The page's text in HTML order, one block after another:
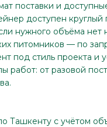
поставки и
доступен
нужного объёма нет
питомников — по
под стиль проекта и
работ: от разовой
Ташкенту с учётом